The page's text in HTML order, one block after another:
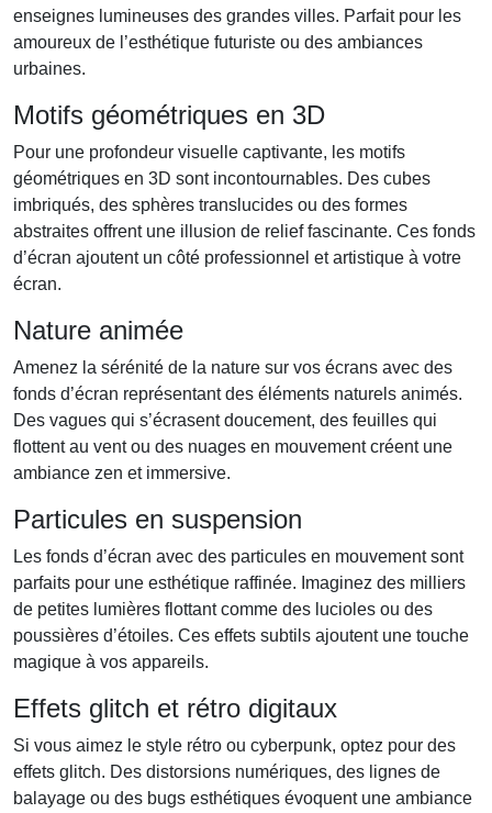
enseignes lumineuses des grandes villes. Parfait pour les
amoureux de l’esthétique futuriste ou des ambiances
urbaines.
Motifs géométriques en 3D
Pour une profondeur visuelle captivante, les motifs
géométriques en 3D sont incontournables. Des cubes
imbriqués, des sphères translucides ou des formes
abstraites offrent une illusion de relief fascinante. Ces fonds
d’écran ajoutent un côté professionnel et artistique à votre
écran.
Nature animée
Amenez la sérénité de la nature sur vos écrans avec des
fonds d’écran représentant des éléments naturels animés.
Des vagues qui s’écrasent doucement, des feuilles qui
flottent au vent ou des nuages en mouvement créent une
ambiance zen et immersive.
Particules en suspension
Les fonds d’écran avec des particules en mouvement sont
parfaits pour une esthétique raffinée. Imaginez des milliers
de petites lumières flottant comme des lucioles ou des
poussières d’étoiles. Ces effets subtils ajoutent une touche
magique à vos appareils.
Effets glitch et rétro digitaux
Si vous aimez le style rétro ou cyberpunk, optez pour des
effets glitch. Des distorsions numériques, des lignes de
balayage ou des bugs esthétiques évoquent une ambiance